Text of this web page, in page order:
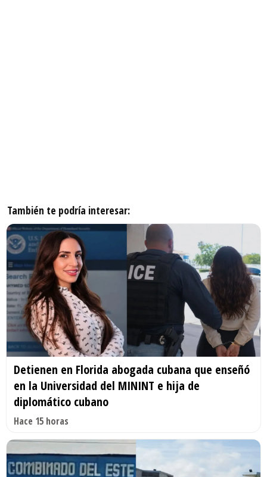
También te podría interesar:
Detienen en Florida abogada cubana que enseñó
en la Universidad del MININT e hija de
diplomático cubano
Hace 15 horas